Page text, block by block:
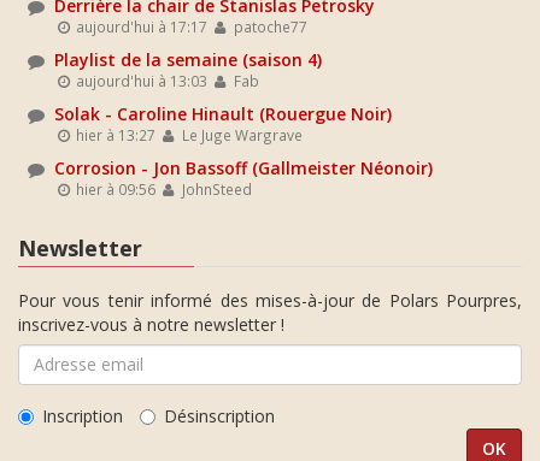
Derrière la chair de Stanislas Petrosky
aujourd'hui à 17:17 patoche77
Playlist de la semaine (saison 4)
aujourd'hui à 13:03 Fab
Solak - Caroline Hinault (Rouergue Noir)
hier à 13:27 Le Juge Wargrave
Corrosion - Jon Bassoff (Gallmeister Néonoir)
hier à 09:56 JohnSteed
Newsletter
Pour vous tenir informé des mises-à-jour de Polars Pourpres,
inscrivez-vous à notre newsletter !
Inscription Désinscription